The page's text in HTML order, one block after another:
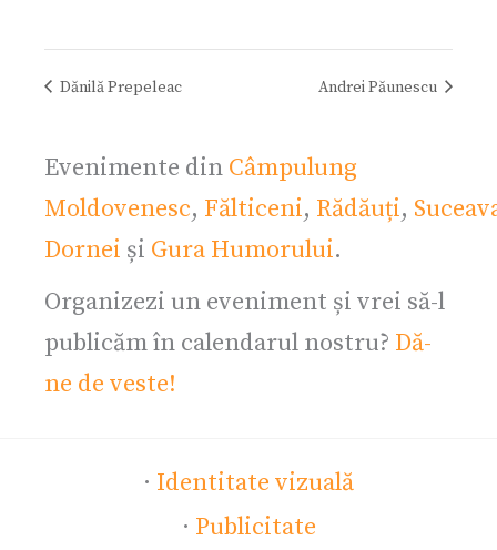
Dănilă Prepeleac Andrei Păunescu
Evenimente din Câmpulung
Moldovenesc, Fălticeni, Rădăuți,
Dornei și Gura Humorului.
Organizezi un eveniment și vrei să-l
publicăm în calendarul nostru? Dă-
ne de veste!
· Identitate vizuală
· Publicitate